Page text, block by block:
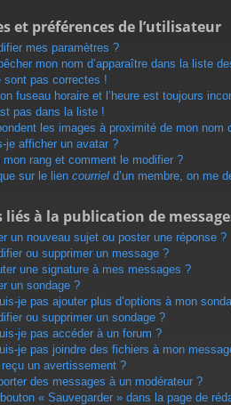
et préférences de l’utilisateur
mes paramètres ?
mon nom d’apparaître dans la liste
sont pas correctes !
fuseau horaire et l’heure est toujours
pas dans la liste !
les images à proximité de mon nom
je afficher un avatar ?
mon rang et comment le modifier ?
sur le lien courriel d’un membre, on me
liés à la publication de
un nouveau sujet ou poster une réponse ?
ou supprimer un message ?
une signature à mes messages ?
un sondage ?
je pas ajouter plus d’options à mon
ou supprimer un sondage ?
je pas accéder à un forum ?
je pas joindre des fichiers à mon
reçu un avertissement ?
des messages à un modérateur ?
« Sauvegarder » dans la page de